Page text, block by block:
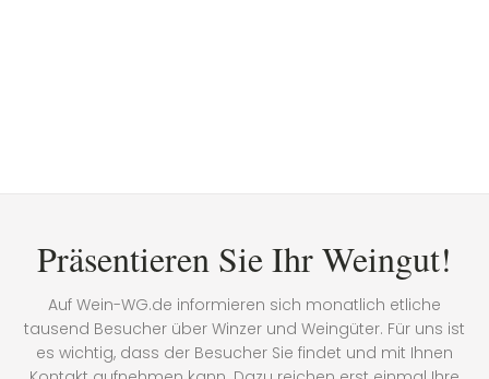
Präsentieren Sie Ihr Weingut!
Auf Wein-WG.de informieren sich monatlich etliche
tausend Besucher über Winzer und Weingüter. Für uns ist
es wichtig, dass der Besucher Sie findet und mit Ihnen